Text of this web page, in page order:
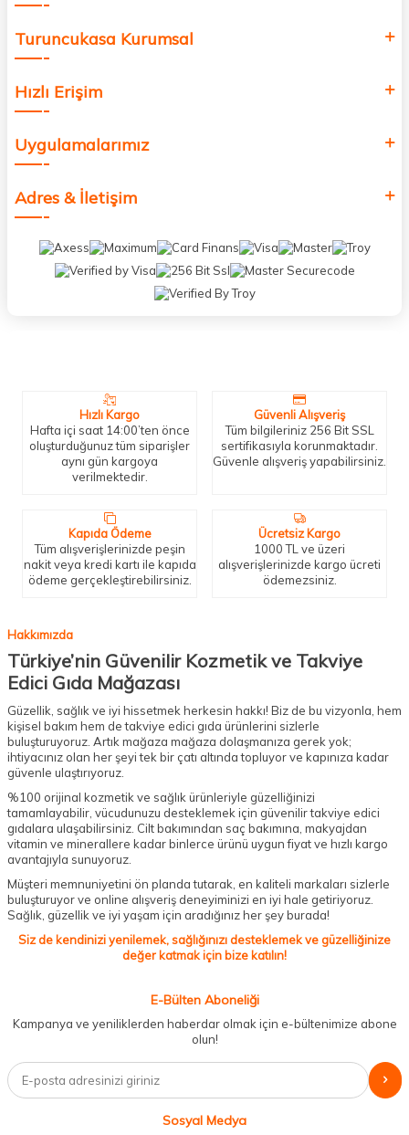
Turuncukasa Kurumsal
Hızlı Erişim
Uygulamalarımız
Adres & İletişim
Hızlı Kargo
Hafta içi saat 14:00’ten önce
oluşturduğunuz tüm siparişler
aynı gün kargoya
verilmektedir.
Güvenli Alışveriş
Tüm bilgileriniz 256 Bit SSL
sertifikasıyla korunmaktadır.
Güvenle alışveriş yapabilirsiniz.
Kapıda Ödeme
Tüm alışverişlerinizde peşin
nakit veya kredi kartı ile kapıda
ödeme gerçekleştirebilirsiniz.
Ücretsiz Kargo
1000 TL ve üzeri
alışverişlerinizde kargo ücreti
ödemezsiniz.
Hakkımızda
Türkiye’nin Güvenilir Kozmetik ve Takviye
Edici Gıda Mağazası
Güzellik, sağlık ve iyi hissetmek herkesin hakkı! Biz de bu vizyonla, hem
kişisel bakım hem de takviye edici gıda ürünlerini sizlerle
buluşturuyoruz. Artık mağaza mağaza dolaşmanıza gerek yok;
ihtiyacınız olan her şeyi tek bir çatı altında topluyor ve kapınıza kadar
güvenle ulaştırıyoruz.
%100 orijinal kozmetik ve sağlık ürünleriyle güzelliğinizi
tamamlayabilir, vücudunuzu desteklemek için güvenilir takviye edici
gıdalara ulaşabilirsiniz. Cilt bakımından saç bakımına, makyajdan
vitamin ve minerallere kadar binlerce ürünü uygun fiyat ve hızlı kargo
avantajıyla sunuyoruz.
Müşteri memnuniyetini ön planda tutarak, en kaliteli markaları sizlerle
buluşturuyor ve online alışveriş deneyiminizi en iyi hale getiriyoruz.
Sağlık, güzellik ve iyi yaşam için aradığınız her şey burada!
Siz de kendinizi yenilemek, sağlığınızı desteklemek ve güzelliğinize
değer katmak için bize katılın!
E-Bülten Aboneliği
Kampanya ve yeniliklerden haberdar olmak için e-bültenimize abone
olun!
Sosyal Medya